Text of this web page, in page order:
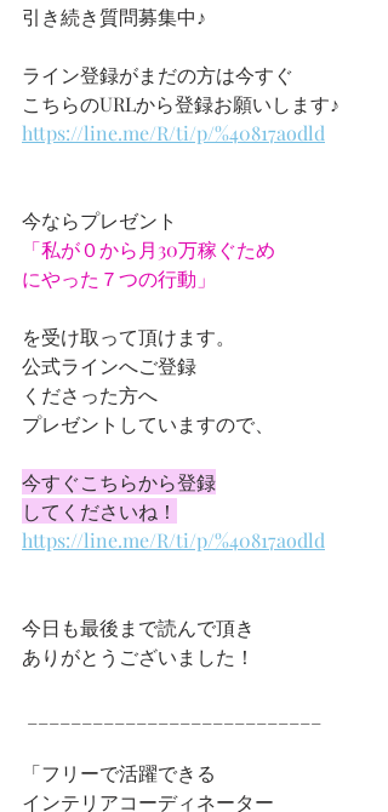
引き続き質問募集中♪
ライン登録がまだの方は今すぐ
こちらのURLから登録お願いします♪
https://line.me/R/ti/p/%40817aodld
今ならプレゼント
「私が０から月30万稼ぐため
にやった７つの行動」
を受け取って頂けます。
公式ラインへご登録
くださった方へ
プレゼントしていますので、
今すぐこちらから登録
してくださいね！
https://line.me/R/ti/p/%40817aodld
今日も最後まで読んで頂き
ありがとうございました！
「フリーで活躍できる
インテリアコーディネーター